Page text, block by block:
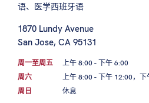
语、医学西班牙语
1870 Lundy Avenue
San Jose, CA 95131
周一至周五
上午 8:00 - 下午 6:00
周六
上午 8:00 - 下午 12:00，下
周日
休息